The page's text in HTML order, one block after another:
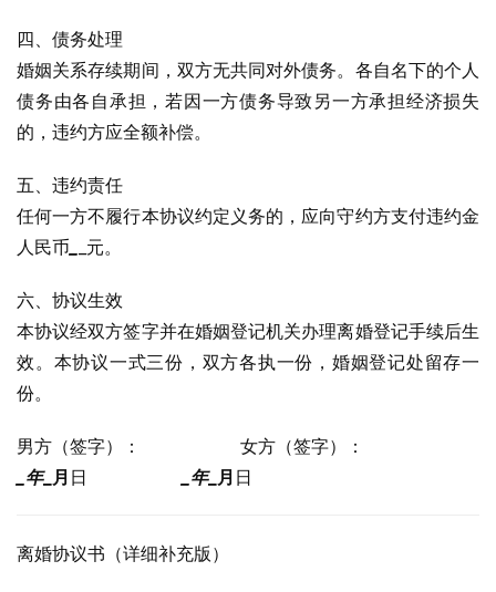
四、债务处理
婚姻关系存续期间，双方无共同对外债务。各自名下的个人
债务由各自承担，若因一方债务导致另一方承担经济损失
的，违约方应全额补偿。
五、违约责任
任何一方不履行本协议约定义务的，应向守约方支付违约金
人民币
_元。
六、协议生效
本协议经双方签字并在婚姻登记机关办理离婚登记手续后生
效。本协议一式三份，双方各执一份，婚姻登记处留存一
份。
男方（签字）：                  女方（签字）：
_年_月 日 _年_月 日
离婚协议书（详细补充版）